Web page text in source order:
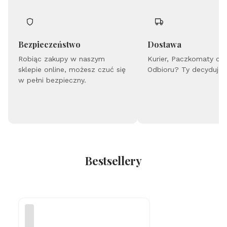
tra
O
Au
m
Gr
aw
er
Bezpieczeństwo
Robiąc zakupy w naszym
sklepie online, możesz czuć się
w pełni bezpieczny.
Dostawa
Kurier, Paczkomaty
Odbioru? Ty
Bestsellery